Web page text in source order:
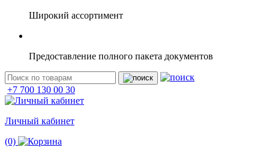
Широкий ассортимент
Предоставление полного пакета документов
+7 700 130 00 30
Личный кабинет
(0)